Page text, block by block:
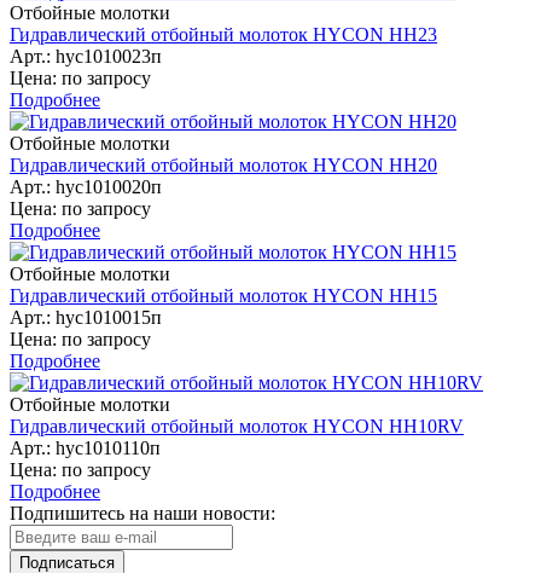
Отбойные молотки
Гидравлический отбойный молоток HYCON HH23
Арт.: hyc1010023п
Цена: по запросу
Подробнее
Отбойные молотки
Гидравлический отбойный молоток HYCON HH20
Арт.: hyc1010020п
Цена: по запросу
Подробнее
Отбойные молотки
Гидравлический отбойный молоток HYCON HH15
Арт.: hyc1010015п
Цена: по запросу
Подробнее
Отбойные молотки
Гидравлический отбойный молоток HYCON HH10RV
Арт.: hyc1010110п
Цена: по запросу
Подробнее
Подпишитесь на наши новости:
Подписаться